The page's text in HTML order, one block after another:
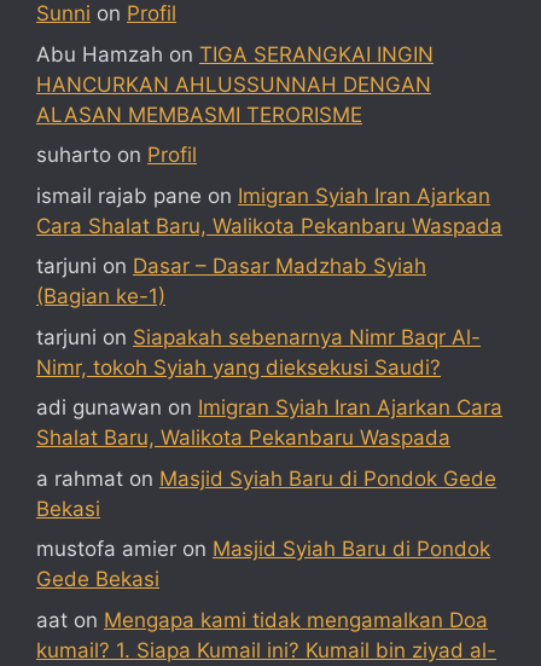
Sunni on Profil
Abu Hamzah on TIGA SERANGKAI INGIN
HANCURKAN AHLUSSUNNAH DENGAN
ALASAN MEMBASMI TERORISME
suharto on Profil
ismail rajab pane on Imigran Syiah Iran Ajarkan
Cara Shalat Baru, Walikota Pekanbaru Waspada
tarjuni on Dasar – Dasar Madzhab Syiah
(Bagian ke-1)
tarjuni on Siapakah sebenarnya Nimr Baqr Al-
Nimr, tokoh Syiah yang dieksekusi Saudi?
adi gunawan on Imigran Syiah Iran Ajarkan Cara
Shalat Baru, Walikota Pekanbaru Waspada
a rahmat on Masjid Syiah Baru di Pondok Gede
Bekasi
mustofa amier on Masjid Syiah Baru di Pondok
Gede Bekasi
aat on Mengapa kami tidak mengamalkan Doa
kumail? 1. Siapa Kumail ini? Kumail bin ziyad al-